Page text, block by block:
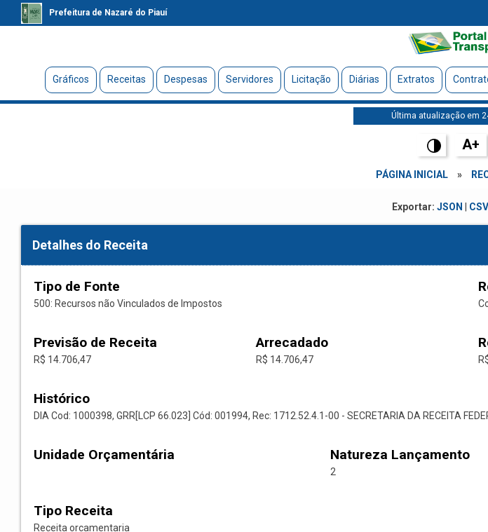
Prefeitura de Nazaré do Piauí
Gráficos Receitas Despesas Servidores Licitação Diárias Extratos
Última atualização em
A+
PÁGINA INICIAL »
Exportar: JSON CSV
Detalhes do Receita
Tipo de Fonte
500: Recursos não Vinculados de Impostos
Previsão de Receita
R$ 14.706,47
Arrecadado
R$ 14.706,47
Histórico
DIA Cod: 1000398, GRR[LCP 66.023] Cód: 001994, Rec: 1712.52.4.1-00 - SECRETARIA DA RECEITA
Unidade Orçamentária Natureza Lançamento
2
Tipo Receita
Receita orcamentaria